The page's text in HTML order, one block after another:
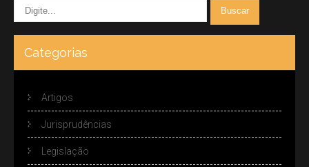
Categorias
Artigos
Jurisprudências
Legislação